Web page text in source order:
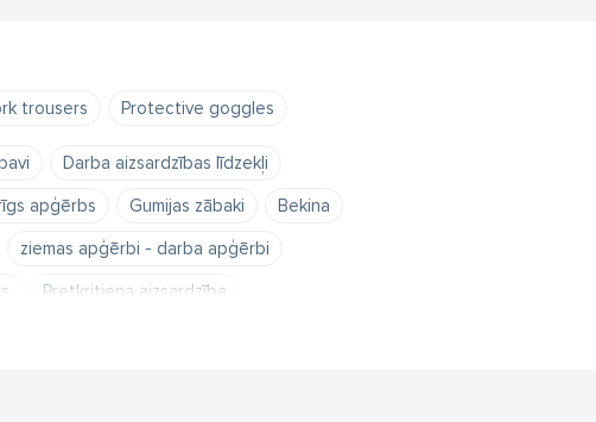
trousers Protective goggles
Darba aizsardzības līdzekļi
apģērbs Gumijas zābaki
Bekina
ziemas apģērbi - darba apģērbi
Pretkritiena aizsardzība